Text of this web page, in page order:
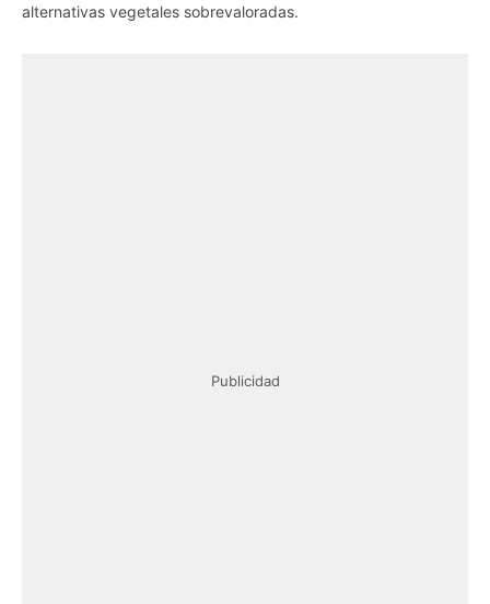
alternativas vegetales sobrevaloradas.
Publicidad